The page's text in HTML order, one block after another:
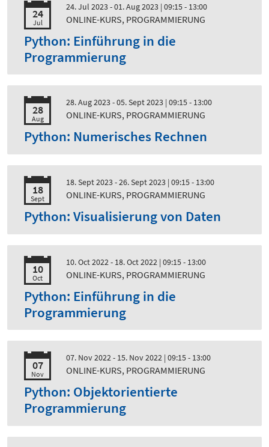
24
Jul
24. Jul 2023 - 01. Aug 2023 | 09:15 - 13:00
ONLINE-KURS, PROGRAMMIERUNG
Python: Einführung in die
Programmierung
28
Aug
28. Aug 2023 - 05. Sept 2023 | 09:15 - 13:00
ONLINE-KURS, PROGRAMMIERUNG
Python: Numerisches Rechnen
18
Sept
18. Sept 2023 - 26. Sept 2023 | 09:15 - 13:00
ONLINE-KURS, PROGRAMMIERUNG
Python: Visualisierung von Daten
10
Oct
10. Oct 2022 - 18. Oct 2022 | 09:15 - 13:00
ONLINE-KURS, PROGRAMMIERUNG
Python: Einführung in die
Programmierung
07
Nov
07. Nov 2022 - 15. Nov 2022 | 09:15 - 13:00
ONLINE-KURS, PROGRAMMIERUNG
Python: Objektorientierte
Programmierung